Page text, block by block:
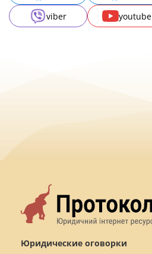
viber
youtube
Юридические оговорки